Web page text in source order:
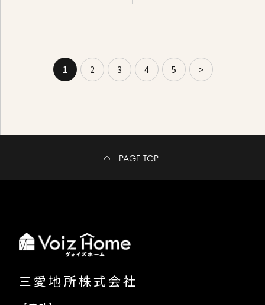
1 2 3 4 5 >
PAGE TOP
三愛地所株式会社